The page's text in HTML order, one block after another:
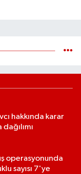
hakkında karar
operasyonunda
sayısı 7'ye